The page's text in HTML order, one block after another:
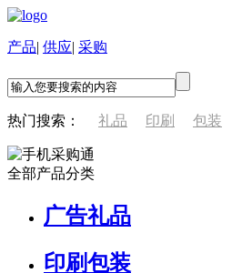
产品| 供应| 采购
热门搜索： 礼品 印刷 包装
全部产品分类
广告礼品
印刷包装